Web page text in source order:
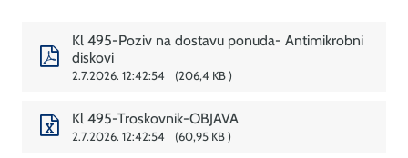
Kl 495-Poziv na dostavu ponuda- Antimikrobni
diskovi
2.7.2026. 12:42:54 206,4 KB
Kl 495-Troskovnik-OBJAVA
2.7.2026. 12:42:54 60,95 KB